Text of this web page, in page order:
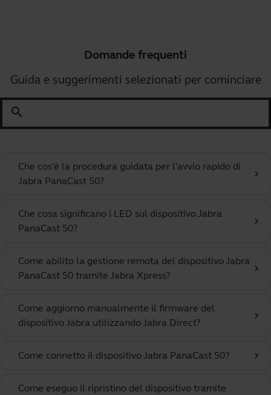
Domande frequenti
Guida e suggerimenti selezionati per cominciare
search
Che cos'è la procedura guidata per l'avvio rapido di
Jabra PanaCast 50?
chevron_right
Che cosa significano i LED sul dispositivo Jabra
PanaCast 50?
chevron_right
Come abilito la gestione remota del dispositivo Jabra
PanaCast 50 tramite Jabra Xpress?
chevron_right
Come aggiorno manualmente il firmware del
dispositivo Jabra utilizzando Jabra Direct?
chevron_right
Come connetto il dispositivo Jabra PanaCast 50? chevron_right
Come eseguo il ripristino del dispositivo tramite